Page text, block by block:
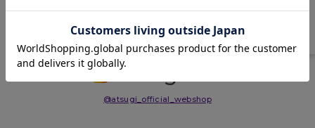
サイズ表 洗濯表示について よくある質問(FAQ)
Instagram
@atsugi_official_webshop